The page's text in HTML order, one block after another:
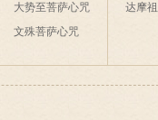
大势至菩萨心咒
文殊菩萨心咒
达摩